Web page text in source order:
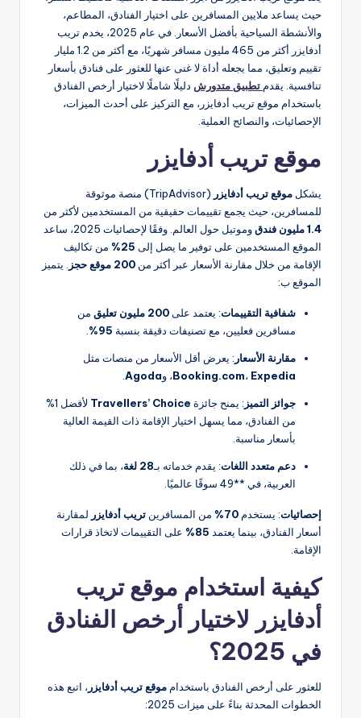
حيث يساعد ملايين المسافرين على اختيار الفنادق، المطاعم،
والأنشطة السياحية بأفضل الأسعار. في عام 2025، يخدم تريب
أدفايزر أكثر من 465 مليون مسافر شهريًا، مع أكثر من 1.2 مليار
تقييم وتعليق، مما يجعله أداة لا غنى عنها للعثور على فنادق بأسعار
تنافسية. يقدم تطبيق متدورش دليلًا شاملًا لاختيار أرخص الفنادق
باستخدام موقع تريب أدفايزر، مع التركيز على أحدث الميزات،
الإحصائيات، والنصائح العملية.
موقع تريب أدفايزر
يشكل موقع تريب أدفايزر
(TripAdvisor) منصة موثوقة
للمسافرين، حيث يجمع تقييمات حقيقية من المستخدمين لأكثر من
1.4 مليون فندق
وموتيل حول العالم. وفقًا لإحصائيات 2025، ساعد
الموقع المستخدمين على توفير ما يصل إلى 25%
من تكاليف
الإقامة من خلال مقارنة الأسعار عبر أكثر من 200 موقع حجز
. يتميز
الموقع ب:
شفافية التقييمات: يعتمد على 200 مليون تعليق
من
مسافرين فعليين، مع تصنيفات دقيقة بنسبة 95%
مقارنة الأسعار : يعرض أقل الأسعار من منصات مثل
Booking.com، Expedia ، وAgoda
جوائز التميز : يمنح جائزة Travellers’ Choice
لأفضل 1%
من الفنادق، مما يسهل اختيار الإقامة ذات القيمة العالية
بأسعار مناسبة.
دعم متعدد اللغات: يقدم خدماته بـ28 لغة
، بما في ذلك
العربية، في **49 سوقًا عالميًا.
إحصائيات: يستخدم 70% من المسافرين تريب أدفايزر لمقارنة
أسعار الفنادق، بينما يعتمد 85%
على التقييمات لاتخاذ قرارات
الإقامة.
كيفية استخدام موقع تريب
أدفايزر لاختيار أرخص الفنادق
في 2025؟
للعثور على أرخص الفنادق باستخدام موقع تريب أدفايزر ، اتبع هذه
الخطوات المحدثة بناءً على ميزات 2025: